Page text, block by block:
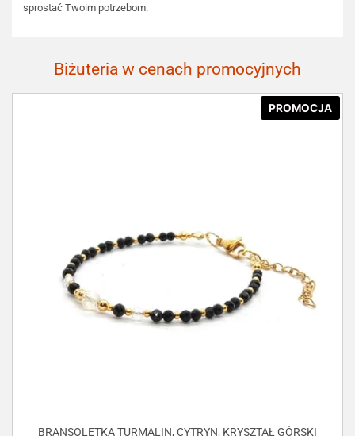
sprostać Twoim potrzebom.
Biżuteria w cenach promocyjnych
PROMOCJA
BRANSOLETKA TURMALIN, CYTRYN, KRYSZTAŁ GÓRSKI